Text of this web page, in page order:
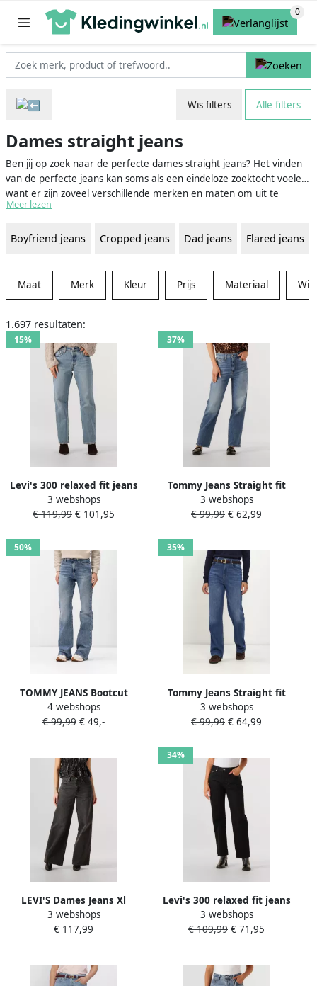
Wis filters Alle filters
Dames straight jeans
Ben jij op zoek naar de perfecte dames straight jeans? Het vinden
van de perfecte jeans kan soms als een eindeloze zoektocht voelen,
want er zijn zoveel verschillende merken en maten om uit te
kiezen. Gelukkig is er een manier om het zoeken een stuk
het makkelijker dan ooit om de ideale dames straight jeans te
struinen.
Meer lezen
Boyfriend jeans Cropped jeans Dad jeans Flared jeans
Maat Merk Kleur Prijs Materiaal
1.697 resultaten:
15%
Levi's 300 relaxed fit jeans
van puur katoen in 5-
pocketmodel
3 webshops
€ 119,99 € 101,95
37%
Tommy Jeans Straight fit
jeans van katoenmix model
'LAYLA'
3 webshops
€ 99,99 € 62,99
50%
TOMMY JEANS Bootcut
jeans SYLVIA HGH FLR
BI1267 Wijd pijpform en
4 webshops
€ 99,99 € 49,-
35%
Tommy Jeans Straight fit
jeans in 5-pocketmodel
model 'LAYLA'
3 webshops
€ 99,99 € 64,99
LEVI'S Dames Jeans Xl
Straight Influential Lady
Donkergrijs
3 webshops
€ 117,99
34%
Levi's 300 relaxed fit jeans
van puur katoen in 5-
pocketmodel
3 webshops
€ 109,99 € 71,95